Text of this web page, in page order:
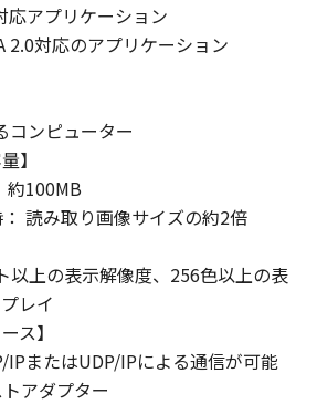
売店のいずれも、「本ソフト
たは使用不能から生ずるいか
利益およびその他の派生的また
含むがこれらに限定されない
ます。）について、適用法で
一切の責任を負わないものと
キヤノン、キヤノンのライセ
の子会社、キヤノンの関連会
代理店または販売店がかかる
いて知らされていた場合でも
ノンのライセンサー、キヤノ
ノンの関連会社、それらの販
売店のいずれも、「本ソフト
「本ソフトウェア」の使用に
応アプリケーション
2.0対応のアプリケーション
コンピューター
】
約100MB
読み取り画像サイズの約2倍
以上の表示解像度、256色以上の表
レイ
ス】
IPまたはUDP/IPによる通信が可能
アダプター